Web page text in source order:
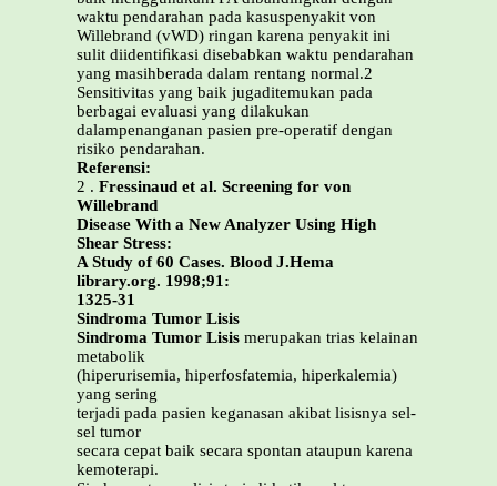
waktu pendarahan pada kasuspenyakit von
Willebrand (vWD) ringan karena penyakit ini
sulit diidentiﬁkasi disebabkan waktu pendarahan
yang masihberada dalam rentang normal.2
Sensitivitas yang baik jugaditemukan pada
berbagai evaluasi yang dilakukan
dalampenanganan pasien pre-operatif dengan
risiko pendarahan.
Referensi:
2 . Fressinaud et al. Screening for von
Willebrand
Disease With a New Analyzer Using High
Shear Stress:
A Study of 60 Cases. Blood J.Hema
library.org. 1998;91:
1325-31
Sindroma Tumor Lisis
Sindroma Tumor Lisis merupakan trias kelainan
metabolik
(hiperurisemia, hiperfosfatemia, hiperkalemia)
yang sering
terjadi pada pasien keganasan akibat lisisnya sel-
sel tumor
secara cepat baik secara spontan ataupun karena
kemoterapi.